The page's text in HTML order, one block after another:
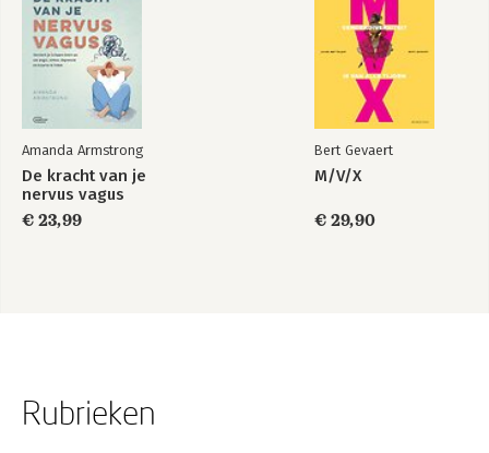
Amanda Armstrong
De kracht van je
nervus vagus
€ 23,99
Bert Gevaert
M/V/X
€ 29,90
Rubrieken